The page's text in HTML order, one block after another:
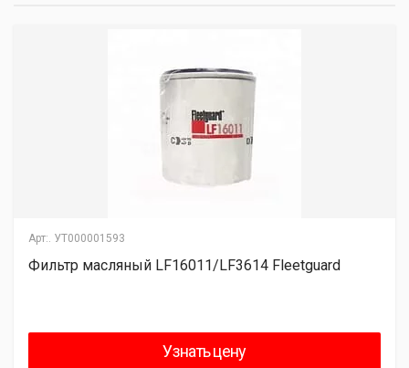
Арт:. УТ000001593
Фильтр масляный LF16011/LF3614 Fleetguard
Узнать цену